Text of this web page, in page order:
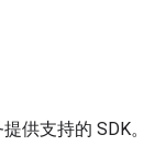
供支持的 SDK。